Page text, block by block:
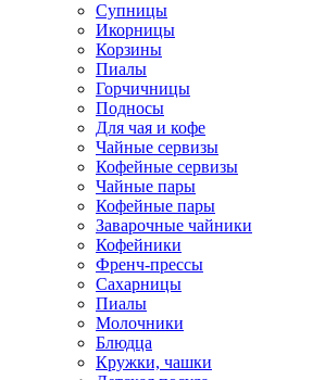
Супницы
Икорницы
Корзины
Пиалы
Горчичницы
Подносы
Для чая и кофе
Чайные сервизы
Кофейные сервизы
Чайные пары
Кофейные пары
Заварочные чайники
Кофейники
Френч-прессы
Сахарницы
Пиалы
Молочники
Блюдца
Кружки, чашки